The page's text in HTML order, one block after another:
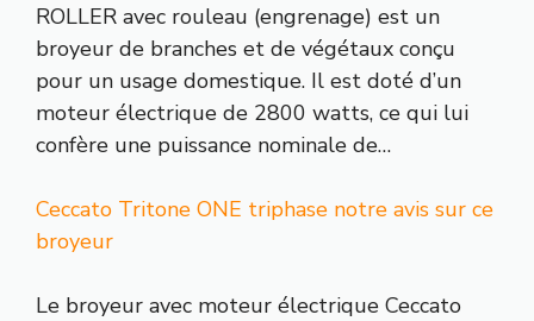
ROLLER avec rouleau (engrenage) est un
broyeur de branches et de végétaux conçu
pour un usage domestique. Il est doté d’un
moteur électrique de 2800 watts, ce qui lui
confère une puissance nominale de…
Ceccato Tritone ONE triphase notre avis sur ce
broyeur
Le broyeur avec moteur électrique Ceccato